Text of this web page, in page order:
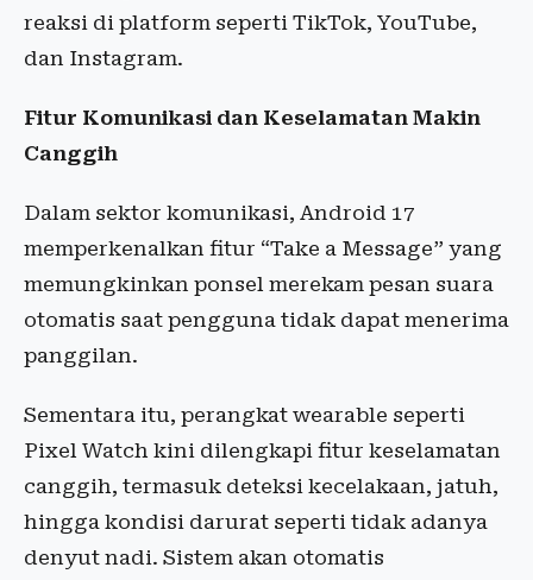
reaksi di platform seperti TikTok, YouTube,
dan Instagram.
Fitur Komunikasi dan Keselamatan Makin
Canggih
Dalam sektor komunikasi, Android 17
memperkenalkan fitur “Take a Message” yang
memungkinkan ponsel merekam pesan suara
otomatis saat pengguna tidak dapat menerima
panggilan.
Sementara itu, perangkat wearable seperti
Pixel Watch kini dilengkapi fitur keselamatan
canggih, termasuk deteksi kecelakaan, jatuh,
hingga kondisi darurat seperti tidak adanya
denyut nadi. Sistem akan otomatis